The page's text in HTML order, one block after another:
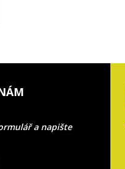
a napište